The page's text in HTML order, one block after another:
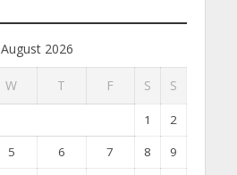
August 2026
W T F S S
1
2
5 6 7 8 9